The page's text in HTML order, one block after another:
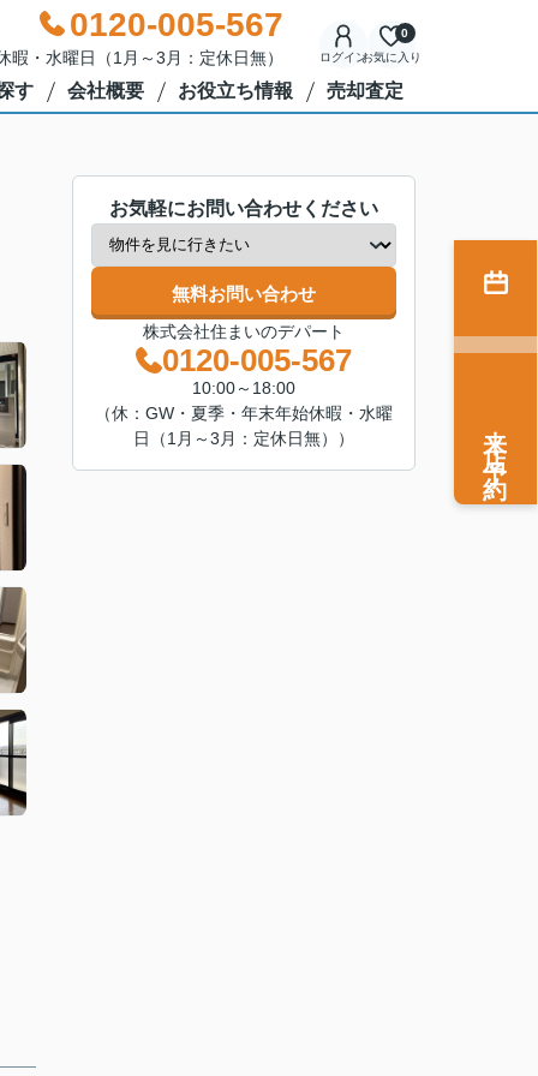
0120-005-567
・水曜日（1月～3月：定休日無） ログインお気に入り
0
す 会社概要 お役立ち情報 売却査定
お気軽にお問い合わせください
無料お問い合わせ
株式会社住まいのデパート
0120-005-567
10:00～18:00
（休：GW・夏季・年末年始休暇・水曜
日（1月～3月：定休日無））
来店予約